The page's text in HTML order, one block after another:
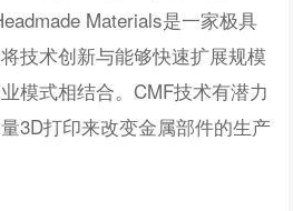
Materials是一家极具
技术创新与能够快速扩展规模
模式相结合。CMF技术有潜力
3D打印来改变金属部件的生产